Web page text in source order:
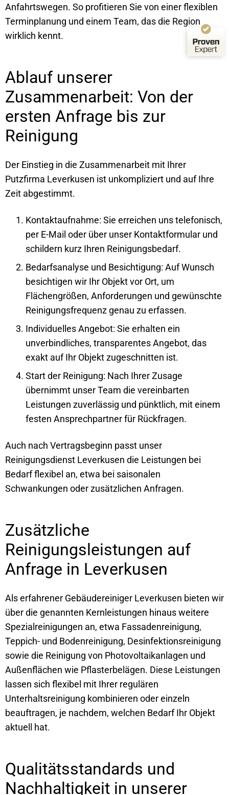
Anfahrtswegen. So profitieren Sie von einer flexiblen
Terminplanung und einem Team, das die Region
wirklich kennt.
Ablauf unserer
Zusammenarbeit: Von der
ersten Anfrage bis zur
Reinigung
Der Einstieg in die Zusammenarbeit mit Ihrer
Putzfirma Leverkusen ist unkompliziert und auf Ihre
Zeit abgestimmt.
Kontaktaufnahme: Sie erreichen uns telefonisch,
per E-Mail oder über unser Kontaktformular und
schildern kurz Ihren Reinigungsbedarf.
Bedarfsanalyse und Besichtigung: Auf Wunsch
besichtigen wir Ihr Objekt vor Ort, um
Flächengrößen, Anforderungen und gewünschte
Reinigungsfrequenz genau zu erfassen.
Individuelles Angebot: Sie erhalten ein
unverbindliches, transparentes Angebot, das
exakt auf Ihr Objekt zugeschnitten ist.
Start der Reinigung: Nach Ihrer Zusage
übernimmt unser Team die vereinbarten
Leistungen zuverlässig und pünktlich, mit einem
festen Ansprechpartner für Rückfragen.
Auch nach Vertragsbeginn passt unser
Reinigungsdienst Leverkusen die Leistungen bei
Bedarf flexibel an, etwa bei saisonalen
Schwankungen oder zusätzlichen Anfragen.
Zusätzliche
Reinigungsleistungen auf
Anfrage in Leverkusen
Als erfahrener Gebäudereiniger Leverkusen bieten wir
über die genannten Kernleistungen hinaus weitere
Spezialreinigungen an, etwa Fassadenreinigung,
Teppich- und Bodenreinigung, Desinfektionsreinigung
sowie die Reinigung von Photovoltaikanlagen und
Außenflächen wie Pflasterbelägen. Diese Leistungen
lassen sich flexibel mit Ihrer regulären
Unterhaltsreinigung kombinieren oder einzeln
beauftragen, je nachdem, welchen Bedarf Ihr Objekt
aktuell hat.
Qualitätsstandards und
Nachhaltigkeit in unserer
Von Kunden bewertet
146
Bewertungen
Authentizität
Bewertungen auf
ProvenExpert.com
Bewertungen von
1
anderen Quelle
Blick aufs ProvenExpert-Profil werfen
03.08.2026